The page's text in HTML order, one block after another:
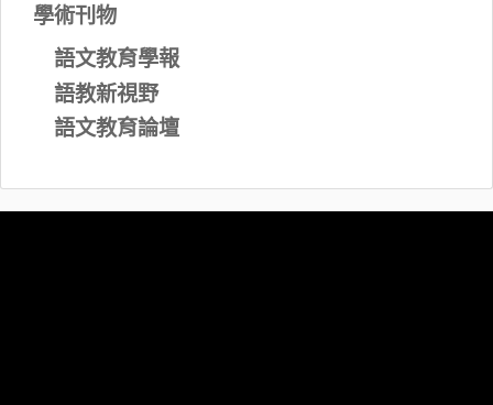
學術刊物
語文教育學報
語教新視野
語文教育論壇